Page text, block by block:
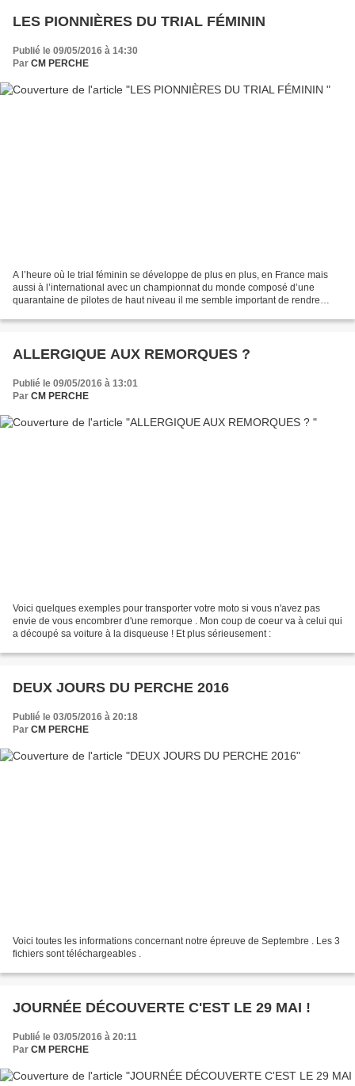
LES PIONNIÈRES DU TRIAL FÉMININ
Publié le 09/05/2016 à 14:30
Par CM PERCHE
A l’heure où le trial féminin se développe de plus en plus, en France mais
aussi à l’international avec un championnat du monde composé d’une
quarantaine de pilotes de haut niveau il me semble important de rendre
ALLERGIQUE AUX REMORQUES ?
Publié le 09/05/2016 à 13:01
Par CM PERCHE
Voici quelques exemples pour transporter votre moto si vous n'avez pas
envie de vous encombrer d'une remorque . Mon coup de coeur va à celui qui
a découpé sa voiture à la disqueuse ! Et plus sérieusement :
DEUX JOURS DU PERCHE 2016
Publié le 03/05/2016 à 20:18
Par CM PERCHE
Voici toutes les informations concernant notre épreuve de Septembre . Les 3
fichiers sont téléchargeables .
JOURNÉE DÉCOUVERTE C'EST LE 29 MAI !
Publié le 03/05/2016 à 20:11
Par CM PERCHE